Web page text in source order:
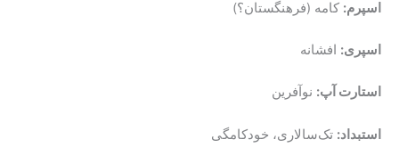
اسپرم: کامه (فرهنگستان؟)
اسپری: افشانه
استارت آپ: نوآفرین
استبداد: تک‌سالاری، خودکامگی